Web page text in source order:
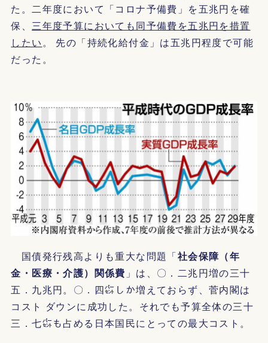
た。二年度において「コロナ予備費」を五兆円を確
保、三年度予算においても同予備費を五兆円を措置
したい。 先の「持続化給付金」は五兆円程度で可能
だった。
国債発行残高よりも重大な問題「社会保障（年
金・医療・介護）関係費 」は、〇．二兆円増の三十
五．九兆円。〇．四㌫しか増えておらず、菅内閣は
コスト ダウンに成功した。それでも予算全体の三十
三．七㌫も占める日本国民にとっての最大コスト。